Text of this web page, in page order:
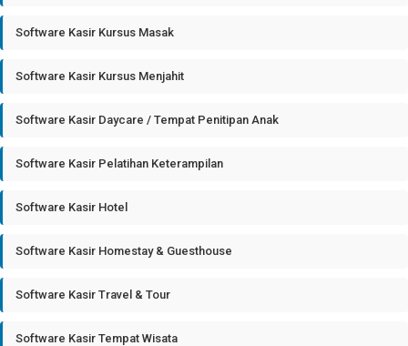
Software Kasir Kursus Masak
Software Kasir Kursus Menjahit
Software Kasir Daycare / Tempat Penitipan Anak
Software Kasir Pelatihan Keterampilan
Software Kasir Hotel
Software Kasir Homestay & Guesthouse
Software Kasir Travel & Tour
Software Kasir Tempat Wisata